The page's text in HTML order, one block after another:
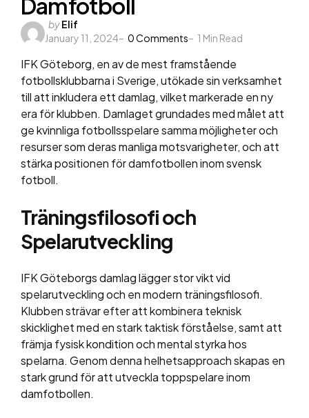
Damfotboll
Posted
by
byElif
January 11, 2024
0Comments 1 Min Read
IFK Göteborg, en av de mest framstående
fotbollsklubbarna i Sverige, utökade sin verksamhet
till att inkludera ett damlag, vilket markerade en ny
era för klubben. Damlaget grundades med målet att
ge kvinnliga fotbollsspelare samma möjligheter och
resurser som deras manliga motsvarigheter, och att
stärka positionen för damfotbollen inom svensk
fotboll.
Träningsfilosofi och
Spelarutveckling
IFK Göteborgs damlag lägger stor vikt vid
spelarutveckling och en modern träningsfilosofi.
Klubben strävar efter att kombinera teknisk
skicklighet med en stark taktisk förståelse, samt att
främja fysisk kondition och mental styrka hos
spelarna. Genom denna helhetsapproach skapas en
stark grund för att utveckla toppspelare inom
damfotbollen.